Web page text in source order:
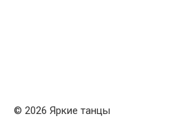
© 2026 Яркие танцы